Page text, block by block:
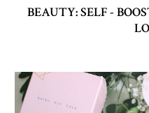
BEAUTY: SELF -